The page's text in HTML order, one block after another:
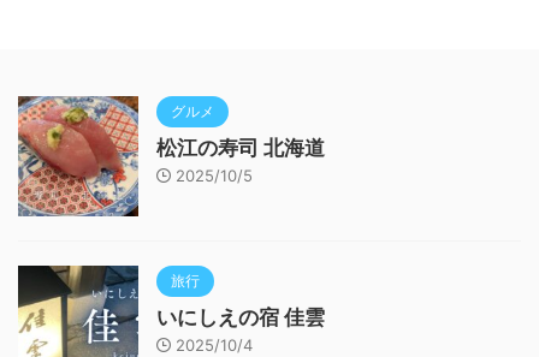
グルメ
松江の寿司 北海道
2025/10/5
旅行
いにしえの宿 佳雲
2025/10/4